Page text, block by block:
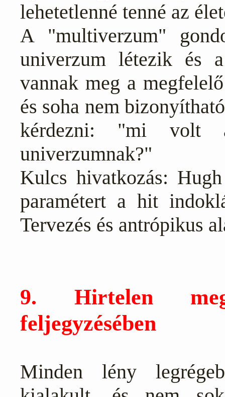
lehetetlenné tenné az
A "multiverzum"
univerzum létezik és
vannak meg a
és soha nem
kérdezni: "mi volt
univerzumnak?"
Kulcs hivatkozás:
paramétert a hit
Tervezés és antrópikus
9. Hirtelen
feljegyzésében
Minden lény